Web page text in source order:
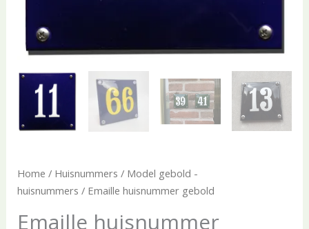
Home / Huisnummers / Model gebold -
huisnummers / Emaille huisnummer gebold
Emaille huisnummer